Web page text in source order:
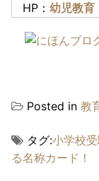
HP： 幼児教育
Posted in 教
タグ:小学校
る名称カード！